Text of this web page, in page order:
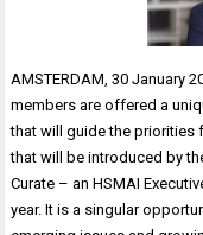
AMSTERDAM, 30 January
members are offered a
that will guide the priorities
that will be introduced by
Curate – an HSMAI
year. It is a singular